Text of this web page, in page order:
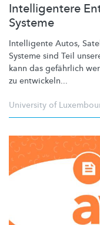
Intelligentere
Systeme
Intelligente Autos,
Systeme sind Teil
kann das gefährlich
zu entwickeln...
University of